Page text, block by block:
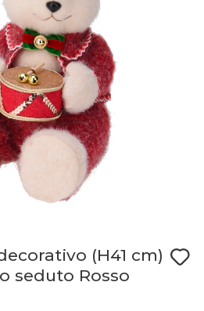
(H41 cm)
seduto Rosso